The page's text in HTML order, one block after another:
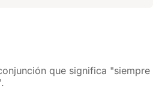
que significa "siempre